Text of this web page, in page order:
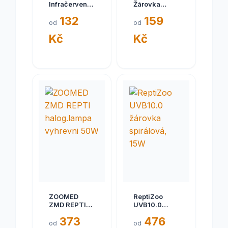
Infračervená
od 132
Kč
Žárovka
Basking Spot
od 159
Kč
ZOOMED
ZMD REPTI
vyhrevni 50W
od 373
ReptiZoo
UVB10.0
spirálová,
od 476